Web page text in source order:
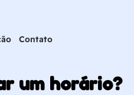
Contato
um horário?